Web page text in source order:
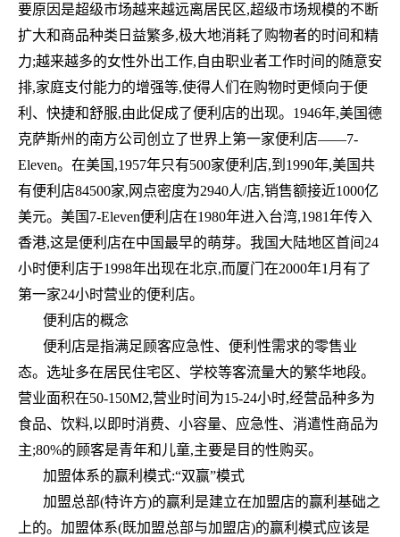
要原因是超级市场越来越远离居民区,超级市场规模的不断
扩大和商品种类日益繁多,极大地消耗了购物者的时间和精
力;越来越多的女性外出工作,自由职业者工作时间的随意安
排,家庭支付能力的增强等,使得人们在购物时更倾向于便
利、快捷和舒服,由此促成了便利店的出现。1946年,美国德
克萨斯州的南方公司创立了世界上第一家便利店——7-
Eleven。在美国,1957年只有500家便利店,到1990年,美国共
有便利店84500家,网点密度为2940人/店,销售额接近1000亿
美元。美国7-Eleven便利店在1980年进入台湾,1981年传入
香港,这是便利店在中国最早的萌芽。我国大陆地区首间24
小时便利店于1998年出现在北京,而厦门在2000年1月有了
第一家24小时营业的便利店。
便利店的概念
便利店是指满足顾客应急性、便利性需求的零售业
态。选址多在居民住宅区、学校等客流量大的繁华地段。
营业面积在50-150M2,营业时间为15-24小时,经营品种多为
食品、饮料,以即时消费、小容量、应急性、消遣性商品为
主;80%的顾客是青年和儿童,主要是目的性购买。
加盟体系的赢利模式:“双赢”模式
加盟总部(特许方)的赢利是建立在加盟店的赢利基础之
上的。加盟体系(既加盟总部与加盟店)的赢利模式应该是